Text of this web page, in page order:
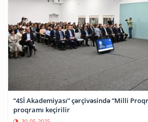
“4Sİ Akademiyası” çərçivəsində “Milli
proqramı keçirilir